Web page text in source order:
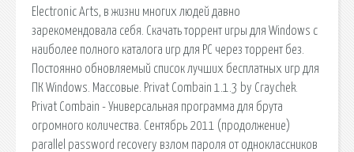
Electronic Arts, в жизни многих людей давно
зарекомендовала себя. Скачать торрент игры для Windows с
наиболее полного каталога игр для PC через торрент без.
Постоянно обновляемый список лучших бесплатных игр для
ПК Windows. Массовые. Privat Combain 1.1.3 by Craychek.
Privat Combain - Универсальная программа для брута
огромного количества. Сентябрь 2011 (продолжение)
parallel password recovery взлом пароля от одноклассников